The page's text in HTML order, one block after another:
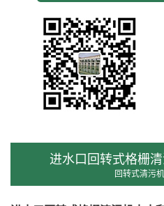
进水口回转式格栅
回转式清污